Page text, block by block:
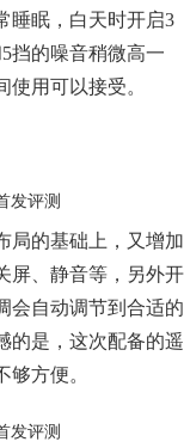
睡眠，白天时开启3
挡的噪音稍微高一
用可以接受。
局的基础上，又增加
屏、静音等，另外开
会自动调节到合适的
的是，这次配备的遥
方便。